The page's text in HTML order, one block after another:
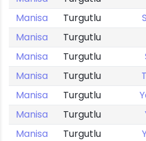
Manisa
Turgutlu
Manisa
Turgutlu
Manisa
Turgutlu
Manisa
Turgutlu
Manisa
Turgutlu
Manisa
Turgutlu
Manisa
Turgutlu